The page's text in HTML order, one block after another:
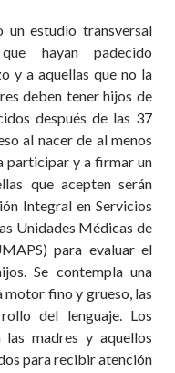
un estudio transversal
hayan padecido
y a aquellas que no la
deben tener hijos de
después de las 37
al nacer de al menos
participar y a firmar un
que acepten serán
Integral en Servicios
Unidades Médicas de
para evaluar el
Se contempla una
motor fino y grueso, las
del lenguaje. Los
las madres y aquellos
para recibir atención